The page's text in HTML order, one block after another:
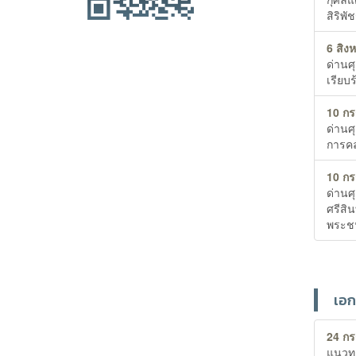
สิริพั
6 สิง
ด่าน
เรีย
10 ก
ด่าน
การ
10 ก
ด่าน
ศรีสิ
พระ
เอ
24 ก
แนว